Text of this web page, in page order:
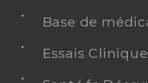
Base de
Essais